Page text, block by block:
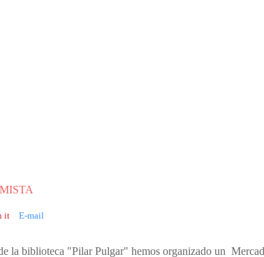
it E-mail
la biblioteca "Pilar Pulgar" hemos organizado un